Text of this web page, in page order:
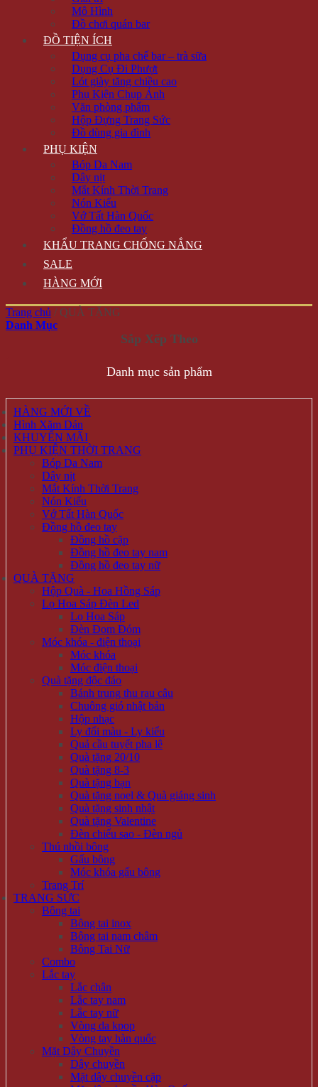
Mô Hình
Đồ chơi quán bar
ĐỒ TIỆN ÍCH
Dụng cụ pha chế bar – trà sữa
Dụng Cụ Đi Phượt
Lót giày tăng chiều cao
Phụ Kiện Chụp Ảnh
Văn phòng phẩm
Hộp Đựng Trang Sức
Đồ dùng gia đình
PHỤ KIỆN
Bóp Da Nam
Dây nịt
Mắt Kính Thời Trang
Nón Kiểu
Vớ Tất Hàn Quốc
Đồng hồ đeo tay
KHẨU TRANG CHỐNG NẮNG
SALE
HÀNG MỚI
Trang chủ / QUÀ TẶNG
Danh Mục
Danh mục sản phẩm
HÀNG MỚI VỀ
Hình Xăm Dán
KHUYẾN MÃI
PHỤ KIỆN THỜI TRANG
Bóp Da Nam
Dây nịt
Mắt Kính Thời Trang
Nón Kiểu
Vớ Tất Hàn Quốc
Đồng hồ đeo tay
Đồng hồ cặp
Đồng hồ đeo tay nam
Đồng hồ đeo tay nữ
QUÀ TẶNG
Hộp Quà - Hoa Hồng Sáp
Lọ Hoa Sáp Đèn Led
Lọ Hoa Sáp
Đèn Đom Đóm
Móc khóa - điện thoại
Móc khóa
Móc điện thoại
Quà tặng độc đáo
Bánh trung thu rau câu
Chuông gió nhật bản
Hộp nhạc
Ly đổi màu - Ly kiểu
Quả cầu tuyết pha lê
Quà tặng 20/10
Quà tặng 8-3
Quà tặng bạn
Quà tặng noel & Quà giáng sinh
Quà tặng sinh nhật
Quà tặng Valentine
Đèn chiếu sao - Đèn ngủ
Thú nhồi bông
Gấu bông
Móc khóa gấu bông
Trang Trí
TRANG SỨC
Bông tai
Bông tai inox
Bông tai nam châm
Bông Tai Nữ
Combo
Lắc tay
Lắc chân
Lắc tay nam
Lắc tay nữ
Vòng da kpop
Vòng tay hàn quốc
Mặt Dây Chuyền
Dây chuyền
Mặt dây chuyền cặp